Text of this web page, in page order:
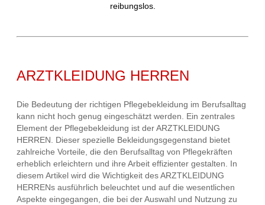
reibungslos.
ARZTKLEIDUNG HERREN
Die Bedeutung der richtigen Pflegebekleidung im Berufsalltag
kann nicht hoch genug eingeschätzt werden. Ein zentrales
Element der Pflegebekleidung ist der ARZTKLEIDUNG
HERREN. Dieser spezielle Bekleidungsgegenstand bietet
zahlreiche Vorteile, die den Berufsalltag von Pflegekräften
erheblich erleichtern und ihre Arbeit effizienter gestalten. In
diesem Artikel wird die Wichtigkeit des ARZTKLEIDUNG
HERRENs ausführlich beleuchtet und auf die wesentlichen
Aspekte eingegangen, die bei der Auswahl und Nutzung zu